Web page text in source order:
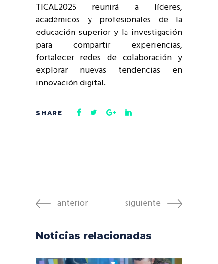
TICAL2025 reunirá a líderes,
académicos y profesionales de la
educación superior y la investigación
para compartir experiencias,
fortalecer redes de colaboración y
explorar nuevas tendencias en
innovación digital.
anterior siguiente
Noticias relacionadas